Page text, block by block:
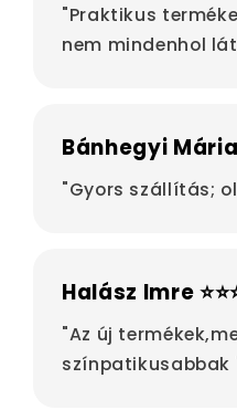
"Praktikus
nem mindenhol
Bánhegyi Mária
"Gyors szállítás;
Halász Imre
"Az új
színpatikusabbak